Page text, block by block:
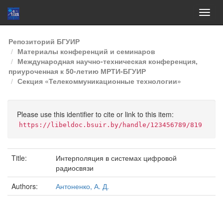
Skip
navigation
Репозиторий БГУИР
Материалы конференций и семинаров
Международная научно-техническая конференция,
приуроченная к 50-летию МРТИ-БГУИР
Секция «Телекоммуникационные технологии»
Please use this identifier to cite or link to this item:
https://libeldoc.bsuir.by/handle/123456789/819
Title:
Интерполяция в системах цифровой
радиосвязи
Authors:
Антоненко, А. Д.